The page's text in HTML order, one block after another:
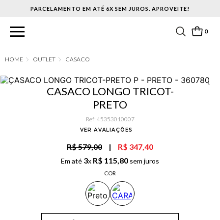
PARCELAMENTO EM ATÉ 6X SEM JUROS. APROVEITE!
0
OUTLET CASACO
CASACO LONGO TRICOT-
PRETO
Ref: 45353010007
VER AVALIAÇÕES
R$ 579,00 | R$ 347,40
Em até 3x R$ 115,80 sem juros
COR